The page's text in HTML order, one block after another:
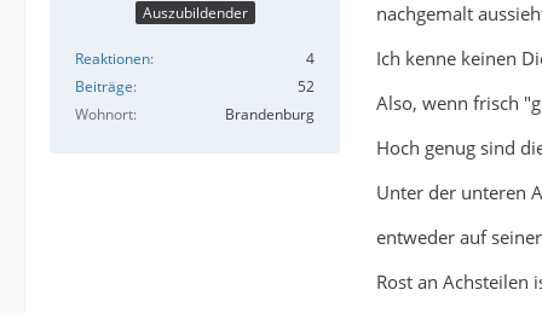
Auszubildender
Reaktionen
4
Beiträge
52
Wohnort
Brandenburg
nachgemalt
Ich kenne keinen
Also, wenn frisch
Hoch genug sind
Unter der unteren
entweder auf
Rost an Achsteilen